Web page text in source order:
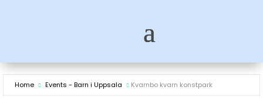
Home Events - Barn i Uppsala Kvarnbo kvarn konstpark